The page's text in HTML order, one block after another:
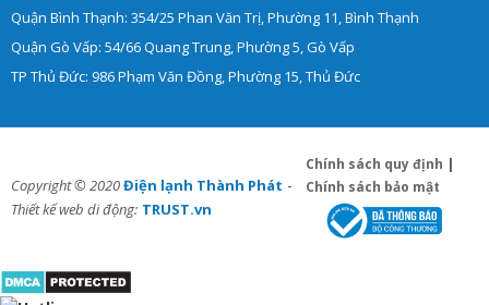
Quận Bình Thạnh: 354/25 Phan Văn Trị, Phường 11, Bình Thạnh
Quận Gò Vấp: 54/66 Quang Trung, Phường 5, Gò Vấp
TP Thủ Đức: 986 Phạm Văn Đồng, Phường 15, Thủ Đức
Copyright © 2020Điện lạnh Thành Phát -
Thiết kế web di động: TRUST.vn
Chính sách quy định |
Chính sách bảo mật